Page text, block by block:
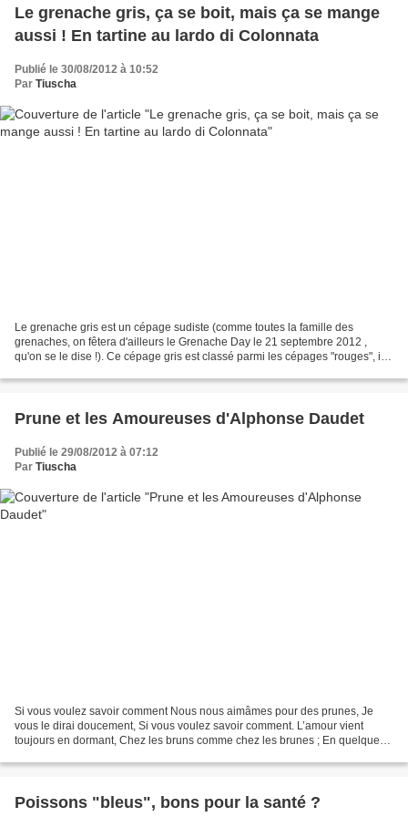
Le grenache gris, ça se boit, mais ça se mange
aussi ! En tartine au lardo di Colonnata
Publié le 30/08/2012 à 10:52
Par Tiuscha
Le grenache gris est un cépage sudiste (comme toutes la famille des
grenaches, on fêtera d'ailleurs le Grenache Day le 21 septembre 2012 ,
qu'on se le dise !). Ce cépage gris est classé parmi les cépages "rouges", il a
Prune et les Amoureuses d'Alphonse Daudet
Publié le 29/08/2012 à 07:12
Par Tiuscha
Si vous voulez savoir comment Nous nous aimâmes pour des prunes, Je
vous le dirai doucement, Si vous voulez savoir comment. L’amour vient
toujours en dormant, Chez les bruns comme chez les brunes ; En quelques
Poissons "bleus", bons pour la santé ?